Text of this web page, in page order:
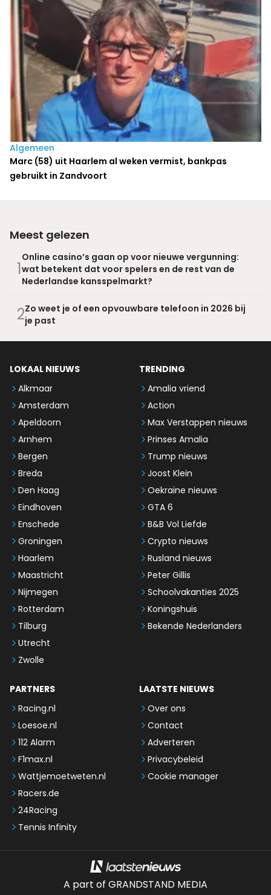
Algemeen
Marc (58) uit Haarlem al weken vermist, bankpas
gebruikt in Zandvoort
Meest gelezen
1
Online casino’s gaan op voor nieuwe vergunning:
wat betekent dat voor spelers en de rest van de
Nederlandse kansspelmarkt?
2Zo weet je of een opvouwbare telefoon in 2026 bij
je past
LOKAAL NIEUWS
Alkmaar
Amsterdam
Apeldoorn
Arnhem
Bergen
Breda
Den Haag
Eindhoven
Enschede
Groningen
Haarlem
Maastricht
Nijmegen
Rotterdam
Tilburg
Utrecht
Zwolle
TRENDING
Amalia vriend
Action
Max Verstappen nieuws
Prinses Amalia
Trump nieuws
Joost Klein
Oekraïne nieuws
GTA 6
B&B Vol Liefde
Crypto nieuws
Rusland nieuws
Peter Gillis
Schoolvakanties 2025
Koningshuis
Bekende Nederlanders
PARTNERS
Racing.nl
Loesoe.nl
112 Alarm
F1max.nl
Wattjemoetweten.nl
Racers.de
24Racing
Tennis Infinity
LAATSTE NIEUWS
Over ons
Contact
Adverteren
Privacybeleid
Cookie manager
A part of GRANDSTAND MEDIA